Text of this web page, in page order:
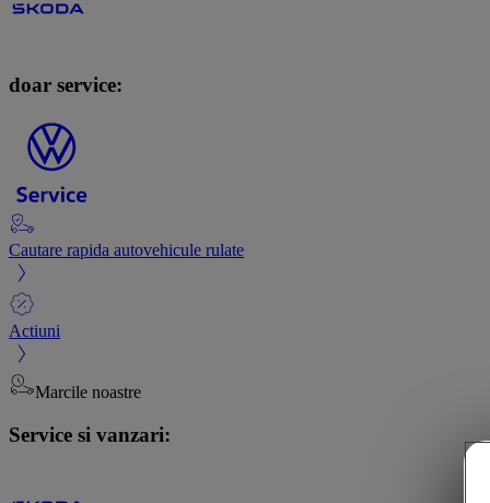
doar service:
Cautare rapida autovehicule rulate
Actiuni
Marcile noastre
Service si vanzari: